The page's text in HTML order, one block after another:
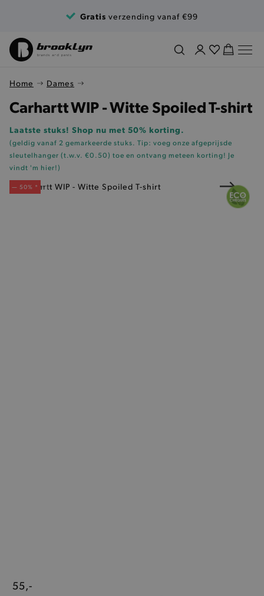
Gratis verzending vanaf €99
Home Dames
Carhartt WIP - Witte Spoiled T-shirt
Laatste stuks! Shop nu met 50% korting.
(geldig vanaf 2 gemarkeerde stuks. Tip: voeg onze afgeprijsde
sleutelhanger (t.w.v. €0.50) toe en ontvang meteen korting! Je
vindt 'm hier!)
— 50% *
55,-